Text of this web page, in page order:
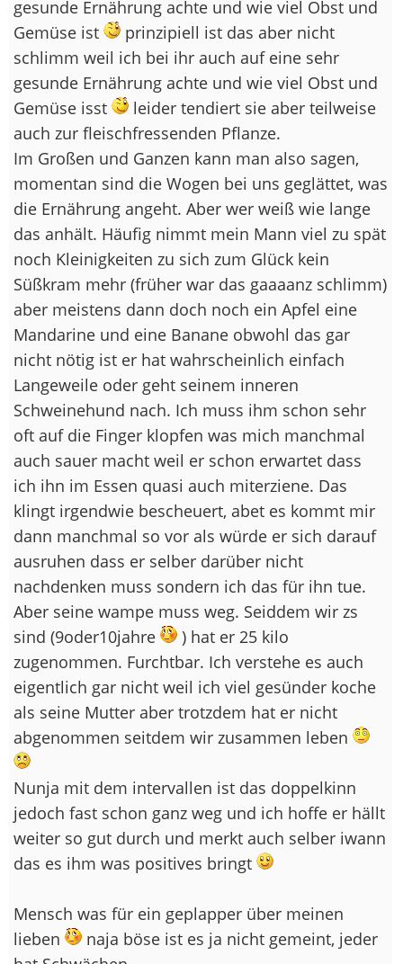
gesunde Ernährung achte und wie viel Obst und
Gemüse ist
prinzipiell ist das aber nicht
schlimm weil ich bei ihr auch auf eine sehr
gesunde Ernährung achte und wie viel Obst und
Gemüse isst
leider tendiert sie aber teilweise
auch zur fleischfressenden Pflanze.
Im Großen und Ganzen kann man also sagen,
momentan sind die Wogen bei uns geglättet, was
die Ernährung angeht. Aber wer weiß wie lange
das anhält. Häufig nimmt mein Mann viel zu spät
noch Kleinigkeiten zu sich zum Glück kein
Süßkram mehr (früher war das gaaaanz schlimm)
aber meistens dann doch noch ein Apfel eine
Mandarine und eine Banane obwohl das gar
nicht nötig ist er hat wahrscheinlich einfach
Langeweile oder geht seinem inneren
Schweinehund nach. Ich muss ihm schon sehr
oft auf die Finger klopfen was mich manchmal
auch sauer macht weil er schon erwartet dass
ich ihn im Essen quasi auch miterziene. Das
klingt irgendwie bescheuert, abet es kommt mir
dann manchmal so vor als würde er sich darauf
ausruhen dass er selber darüber nicht
nachdenken muss sondern ich das für ihn tue.
Aber seine wampe muss weg. Seiddem wir zs
sind (9oder10jahre
) hat er 25 kilo
zugenommen. Furchtbar. Ich verstehe es auch
eigentlich gar nicht weil ich viel gesünder koche
als seine Mutter aber trotzdem hat er nicht
abgenommen seitdem wir zusammen leben
Nunja mit dem intervallen ist das doppelkinn
jedoch fast schon ganz weg und ich hoffe er hällt
weiter so gut durch und merkt auch selber iwann
das es ihm was positives bringt
Mensch was für ein geplapper über meinen
lieben
naja böse ist es ja nicht gemeint, jeder